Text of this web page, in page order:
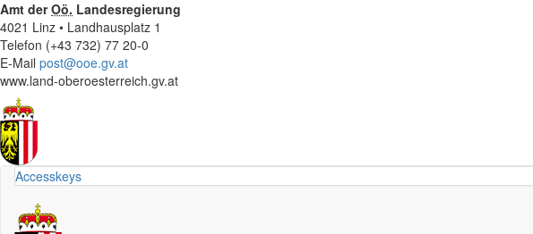
Amt derOö. Landesregierung
4021 Linz • Landhausplatz 1
Telefon (+43 732) 77 20-0
E-Mail post@ooe.gv.at
www.land-oberoesterreich.gv.at
Accesskeys